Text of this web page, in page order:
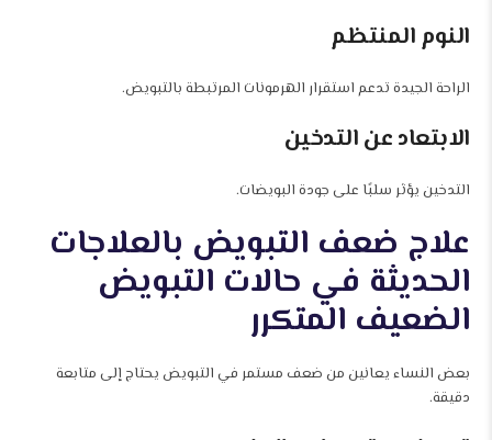
النوم المنتظم
الراحة الجيدة تدعم استقرار الهرمونات المرتبطة بالتبويض.
الابتعاد عن التدخين
التدخين يؤثر سلبًا على جودة البويضات.
علاج ضعف التبويض بالعلاجات
الحديثة في حالات التبويض
الضعيف المتكرر
بعض النساء يعانين من ضعف مستمر في التبويض يحتاج إلى متابعة
دقيقة.